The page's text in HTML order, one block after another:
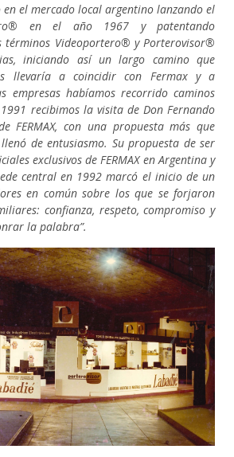
en el mercado local argentino lanzando el
en el año 1967 y patentando
términos Videoportero® y Porterovisor®
iniciando así un largo camino que
llevaría a coincidir con Fermax y a
empresas habíamos recorrido caminos
recibimos la visita de Don Fernando
FERMAX, con una propuesta más que
de entusiasmo. Su propuesta de ser
exclusivos de FERMAX en Argentina y
central en 1992 marcó el inicio de un
en común sobre los que se forjaron
confianza, respeto, compromiso y
la palabra”.